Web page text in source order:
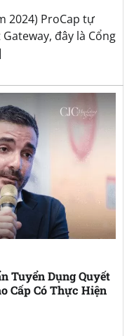
2024) ProCap tự
đây là Cổng
Tuyển Dụng Quyết
Cấp Có Thực Hiện